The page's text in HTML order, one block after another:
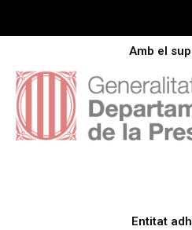
Amb el
Entitat